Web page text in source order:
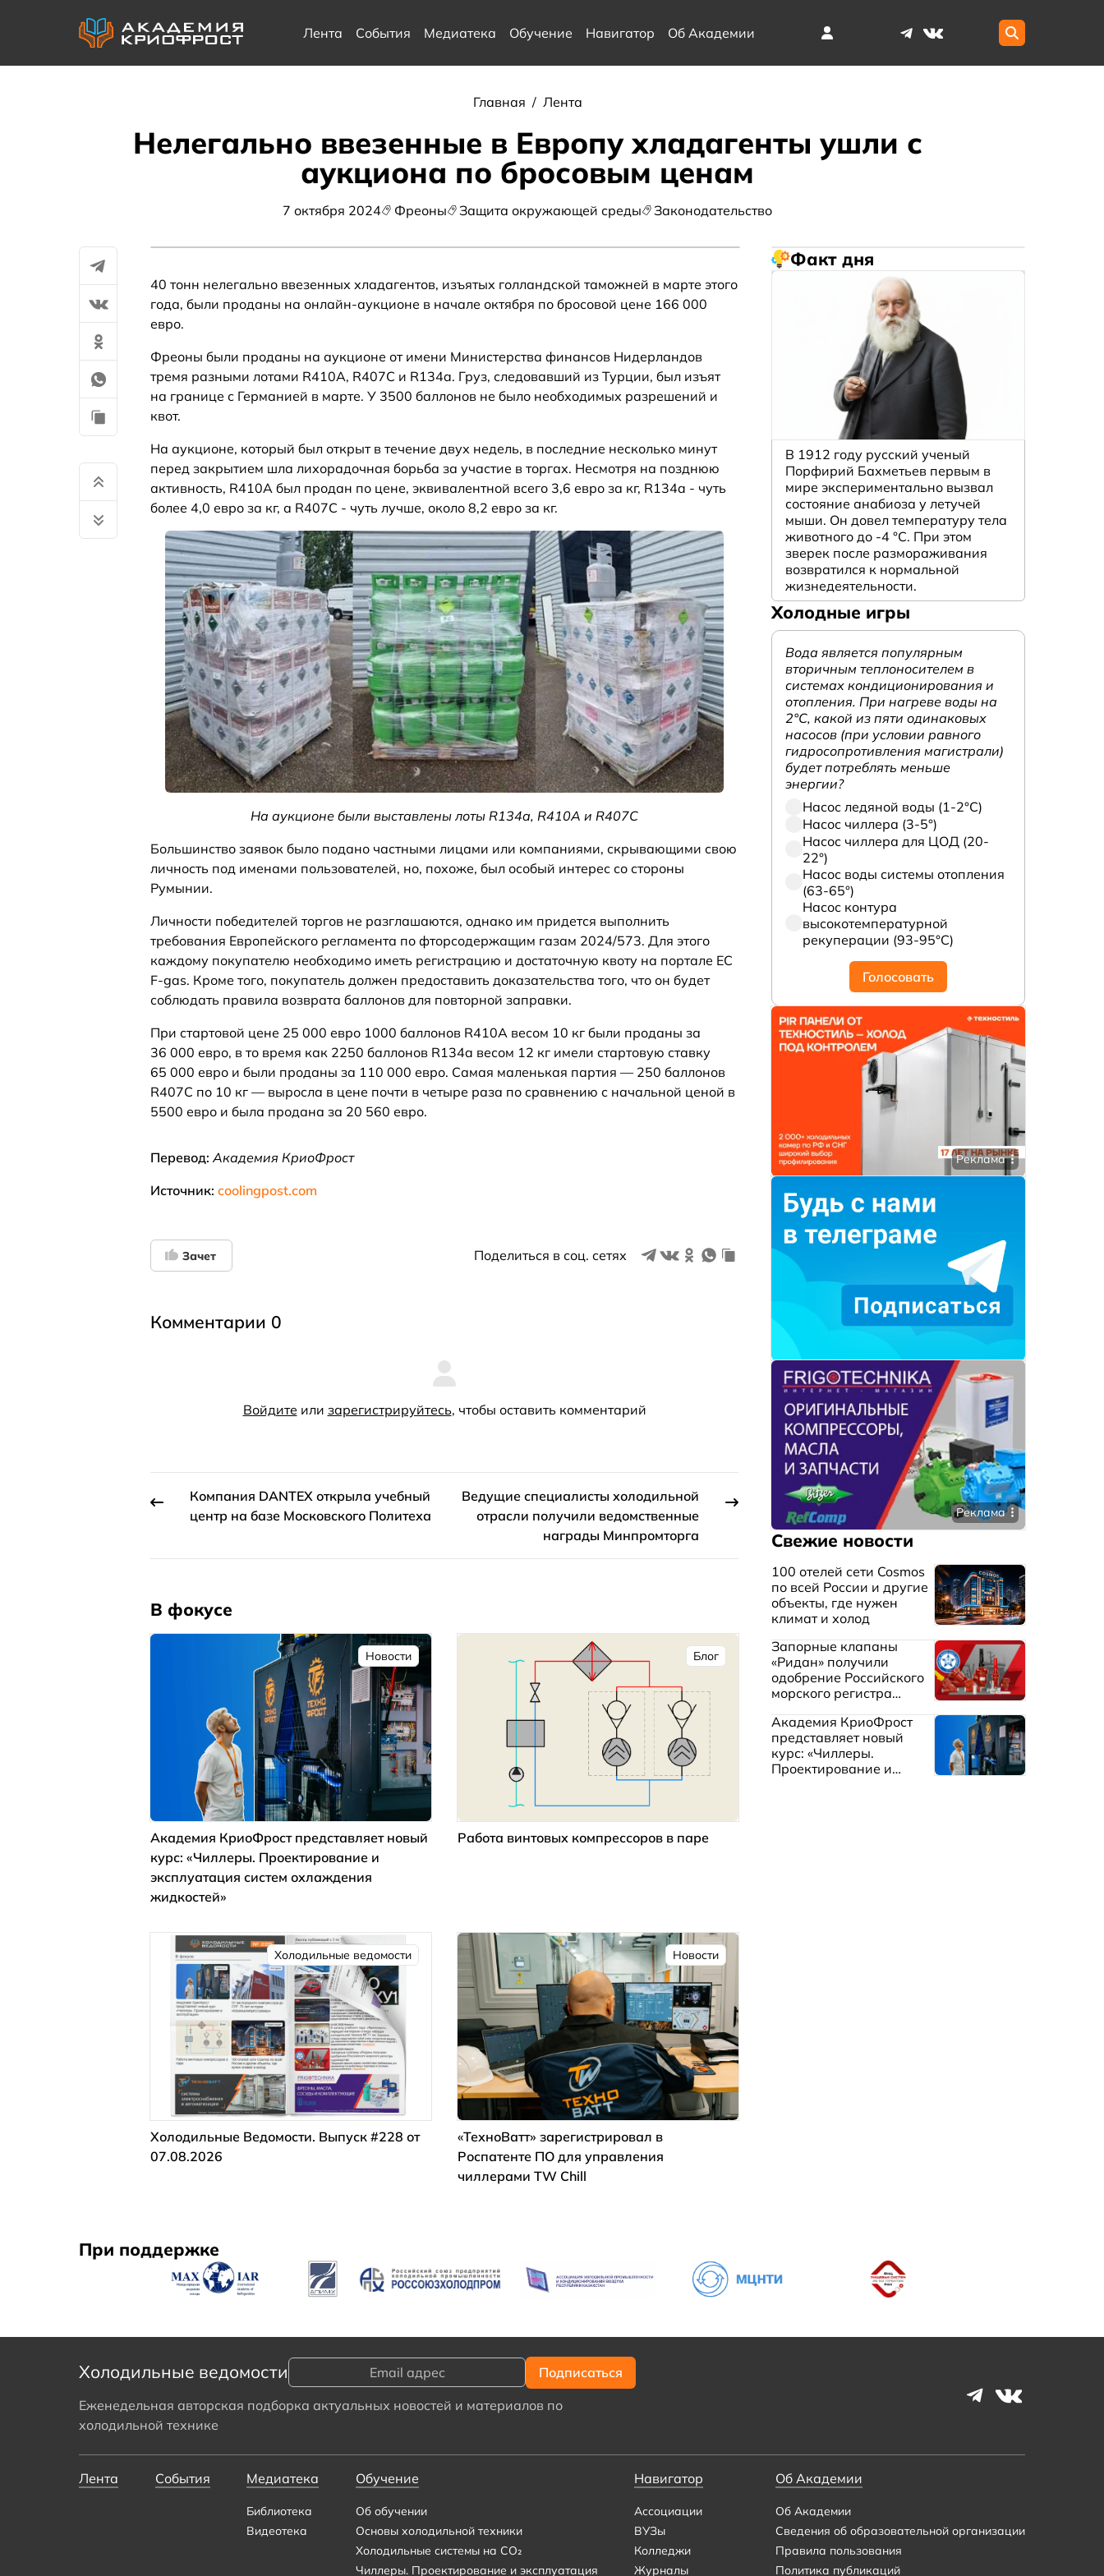
Лента События Медиатека Обучение Навигатор Об Академии
Главная / Лента
Нелегально ввезенные в Европу хладагенты ушли с
аукциона по бросовым ценам
7 октября 2024 Фреоны Защита окружающей среды Законодательство
40 тонн нелегально ввезенных хладагентов, изъятых голландской таможней в марте этого
года, были проданы на онлайн-аукционе в начале октября по бросовой цене 166 000
евро.
Фреоны были проданы на аукционе от имени Министерства финансов Нидерландов
тремя разными лотами R410A, R407C и R134a. Груз, следовавший из Турции, был изъят
на границе с Германией в марте. У 3500 баллонов не было необходимых разрешений и
квот.
На аукционе, который был открыт в течение двух недель, в последние несколько минут
перед закрытием шла лихорадочная борьба за участие в торгах. Несмотря на позднюю
активность, R410A был продан по цене, эквивалентной всего 3,6 евро за кг, R134a - чуть
более 4,0 евро за кг, а R407C - чуть лучше, около 8,2 евро за кг.
На аукционе были выставлены лоты R134a, R410A и R407C
Большинство заявок было подано частными лицами или компаниями, скрывающими свою
личность под именами пользователей, но, похоже, был особый интерес со стороны
Румынии.
Личности победителей торгов не разглашаются, однако им придется выполнить
требования Европейского регламента по фторсодержащим газам 2024/573. Для этого
каждому покупателю необходимо иметь регистрацию и достаточную квоту на портале ЕС
F-gas. Кроме того, покупатель должен предоставить доказательства того, что он будет
соблюдать правила возврата баллонов для повторной заправки.
При стартовой цене 25 000 евро 1000 баллонов R410A весом 10 кг были проданы за
36 000 евро, в то время как 2250 баллонов R134a весом 12 кг имели стартовую ставку
65 000 евро и были проданы за 110 000 евро. Самая маленькая партия — 250 баллонов
R407C по 10 кг — выросла в цене почти в четыре раза по сравнению с начальной ценой в
5500 евро и была продана за 20 560 евро.
Перевод: Академия КриоФрост
Источник: coolingpost.com
Зачет Поделиться в соц. сетях
Комментарии 0
Войдите или зарегистрируйтесь, чтобы оставить комментарий
Компания DANTEX открыла учебный
центр на базе Московского Политеха
Ведущие специалисты холодильной
отрасли получили ведомственные
награды Минпромторга
В фокусе
Новости
Академия КриоФрост представляет новый
курс: «Чиллеры. Проектирование и
эксплуатация систем охлаждения
жидкостей»
Блог
Работа винтовых компрессоров в паре
Холодильные ведомости
Холодильные Ведомости. Выпуск #228 от
07.08.2026
Новости
«ТехноВатт» зарегистрировал в
Роспатенте ПО для управления
чиллерами TW Chill
Факт дня
В 1912 году русский ученый
Порфирий Бахметьев первым в
мире экспериментально вызвал
состояние анабиоза у летучей
мыши. Он довел температуру тела
животного до -4 °C. При этом
зверек после размораживания
возвратился к нормальной
жизнедеятельности.
Холодные игры
Вода является популярным
вторичным теплоносителем в
системах кондиционирования и
отопления. При нагреве воды на
2°С, какой из пяти одинаковых
насосов (при условии равного
гидросопротивления магистрали)
будет потреблять меньше
энергии?
Насос ледяной воды (1-2°С)
Насос чиллера (3-5°)
Насос чиллера для ЦОД (20-
22°)
Насос воды системы отопления
(63-65°)
Насос контура
высокотемпературной
рекуперации (93-95°С)
Голосовать
Реклама
Реклама
Свежие новости
100 отелей сети Cosmos
по всей России и другие
объекты, где нужен
климат и холод
Запорные клапаны
«Ридан» получили
одобрение Российского
морского регистра
Академия КриоФрост
представляет новый
курс: «Чиллеры.
Проектирование и
При поддержке
Холодильные ведомости
Еженедельная авторская подборка актуальных новостей и материалов по
холодильной технике
Лента События Медиатека
Библиотека
Видеотека
Обучение
Об обучении
Основы холодильной техники
Холодильные системы на CO₂
Чиллеры. Проектирование и эксплуатация
Навигатор
Ассоциации
ВУЗы
Колледжи
Журналы
Об Академии
Об Академии
Сведения об образовательной организации
Правила пользования
Политика публикаций